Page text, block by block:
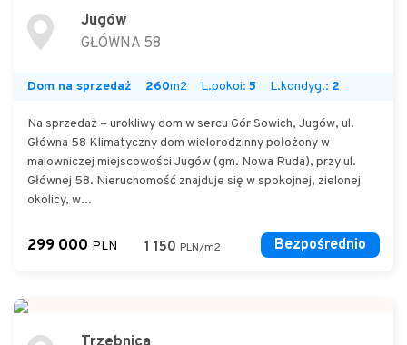
Jugów
GŁÓWNA 58
Dom na sprzedaż 260m2 L.pokoi: 5 L.kondyg.: 2
Na sprzedaż – urokliwy dom w sercu Gór Sowich, Jugów, ul.
Główna 58 Klimatyczny dom wielorodzinny położony w
malowniczej miejscowości Jugów (gm. Nowa Ruda), przy ul.
Głównej 58. Nieruchomość znajduje się w spokojnej, zielonej
okolicy, w...
299 000 PLN 1 150 PLN/m2 Bezpośrednio